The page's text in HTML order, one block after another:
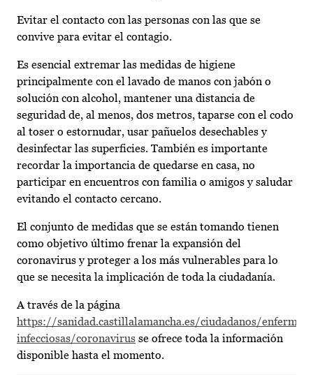
Evitar el contacto con las personas con las que se
convive para evitar el contagio.
Es esencial extremar las medidas de higiene
principalmente con el lavado de manos con jabón o
solución con alcohol, mantener una distancia de
seguridad de, al menos, dos metros, taparse con el codo
al toser o estornudar, usar pañuelos desechables y
desinfectar las superficies. También es importante
recordar la importancia de quedarse en casa, no
participar en encuentros con familia o amigos y saludar
evitando el contacto cercano.
El conjunto de medidas que se están tomando tienen
como objetivo último frenar la expansión del
coronavirus y proteger a los más vulnerables para lo
que se necesita la implicación de toda la ciudadanía.
A través de la página
https://sanidad.castillalamancha.es/ciudadanos/
infecciosas/coronavirus se ofrece toda la información
disponible hasta el momento.